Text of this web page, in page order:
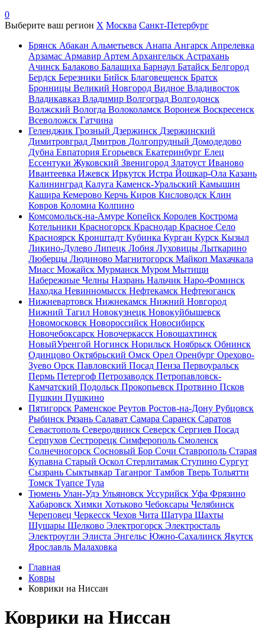
0
Выберите ваш регион X Москва Санкт-Петербург
Брянск Абакан Альметьевск Анапа Ангарск Апрелевка
Арзамас Армавир Артем Архангельск Астрахань
Ачинск Балаково Балашиха Барнаул Батайск Белгород
Бердск Березники Бийск Благовещенск Братск
Бронницы Великий Новгород Видное Владивосток
Владикавказ Владимир Волгоград Волгодонск
Волжский Вологда Волоколамск Воронеж Воскресенск
Всеволожск Гатчина
Геленджик Грозный Дзержинск Дзержинский
Димитровград Дмитров Долгопрудный Домодедово
Дубна Евпатория Егорьевск Екатеринбург Елец
Ессентуки Жуковский Звенигород Златоуст Иваново
Ивантеевка Ижевск Иркутск Истра Йошкар-Ола Казань
Калининград Калуга Каменск-Уральский Камышин
Кашира Кемерово Керчь Киров Кисловодск Клин
Ковров Коломна Колпино
Комсомольск-на-Амуре Копейск Королев Кострома
Котельники Красногорск Краснодар Красное Село
Красноярск Кронштадт Кубинка Курган Курск Кызыл
Ликино-Дулево Липецк Лобня Луховицы Лыткарино
Люберцы Людиново Магнитогорск Майкоп Махачкала
Миасс Можайск Мурманск Муром Мытищи
Набережные Челны Назрань Нальчик Наро-Фоминск
Находка Невинномысск Нефтекамск Нефтеюганск
Нижневартовск Нижнекамск Нижний Новгород
Нижний Тагил Новокузнецк Новокуйбышевск
Новомосковск Новороссийск Новосибирск
Новочебоксарск Новочеркасск Новошахтинск
НовыйУренгой Ногинск Норильск Ноябрьск Обнинск
Одинцово Октябрьский Омск Орел Оренбург Орехово-
Зуево Орск Павловский Посад Пенза Первоуральск
Пермь Петергоф Петрозаводск Петропавловск-
Камчатский Подольск Прокопьевск Протвино Псков
Пушкин Пушкино
Пятигорск Раменское Реутов Ростов-на-Дону Рубцовск
Рыбинск Рязань Салават Самара Саранск Саратов
Севастополь Северодвинск Северск Сергиев Посад
Серпухов Сестрорецк Симферополь Смоленск
Солнечногорск Сосновый Бор Сочи Ставрополь Старая
Купавна Старый Оскол Стерлитамак Ступино Сургут
Сызрань Сыктывкар Таганрог Тамбов Тверь Тольятти
Томск Туапсе Тула
Тюмень Улан-Удэ Ульяновск Уссурийск Уфа Фрязино
Хабаровск Химки Хотьково Чебоксары Челябинск
Череповец Черкесск Чехов Чита Шатура Шахты
Шушары Щелково Электрогорск Электросталь
Электроугли Элиста Энгельс Южно-Сахалинск Якутск
Ярославль Малаховка
Главная
Ковры
Коврики на Ниссан
Коврики на Ниссан